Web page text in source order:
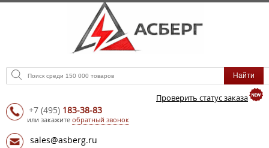
Проверить статус заказа
+7 (495) 183-38-83
или закажите обратный звонок
sales@asberg.ru